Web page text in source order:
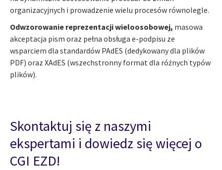
organizacyjnych i prowadzenie wielu procesów równolegle.
Odwzorowanie reprezentacji wieloosobowej, masowa
akceptacja pism oraz pełna obsługa e-podpisu ze
wsparciem dla standardów PAdES (dedykowany dla plików
PDF) oraz XAdES (wszechstronny format dla różnych typów
plików).
Skontaktuj się z naszymi
ekspertami i dowiedz się więcej o
CGI EZD!